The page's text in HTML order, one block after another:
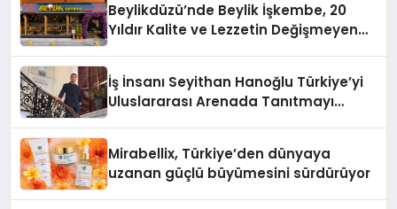
Beylikdüzü’nde Beylik İşkembe, 20
Yıldır Kalite ve Lezzetin Değişmeyen
İş İnsanı Seyithan Hanoğlu Türkiye’yi
Uluslararası Arenada Tanıtmayı
Mirabellix, Türkiye’den dünyaya
uzanan güçlü büyümesini sürdürüyor